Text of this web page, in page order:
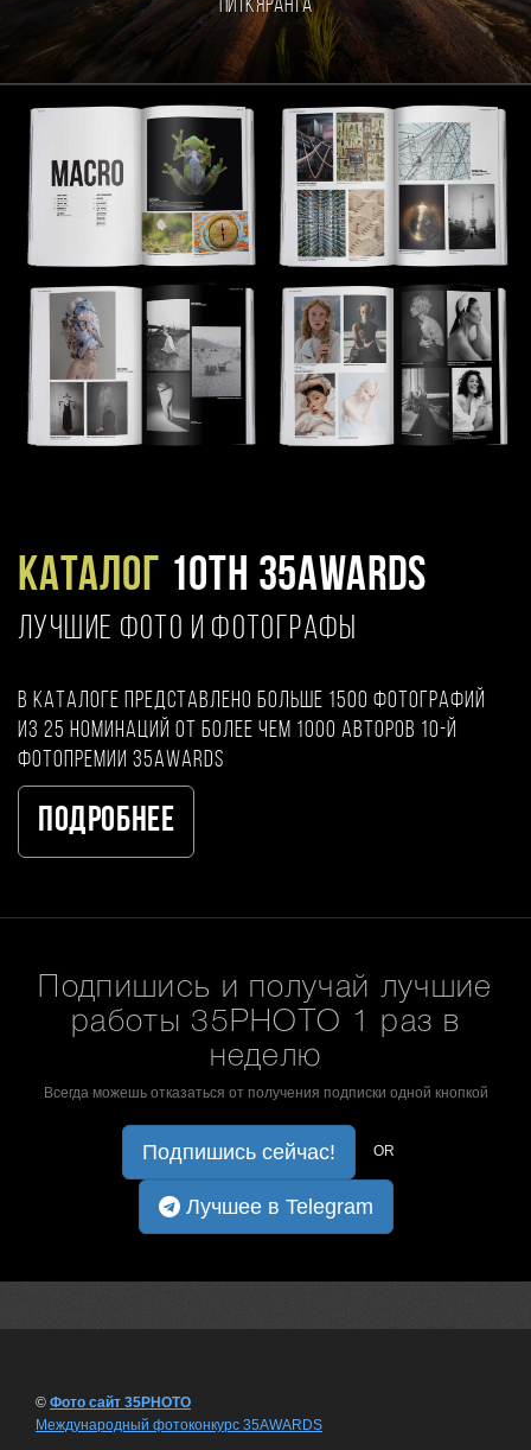
Питкяранта
Каталог 10TH 35AWARDS
ЛУЧШИЕ ФОТО И ФОТОГРАФЫ
В каталоге представлено больше 1500 фотографий
из 25 номинаций от более чем 1000 авторов 10-й
фотопремии 35AWARDS
Подробнее
Подпишись и получай лучшие
работы 35PHOTO 1 раз в
неделю
Всегда можешь отказаться от получения подписки одной кнопкой
Подпишись сейчас! OR
Лучшее в Telegram
© Фото сайт 35PHOTO
Международный фотоконкурс 35AWARDS